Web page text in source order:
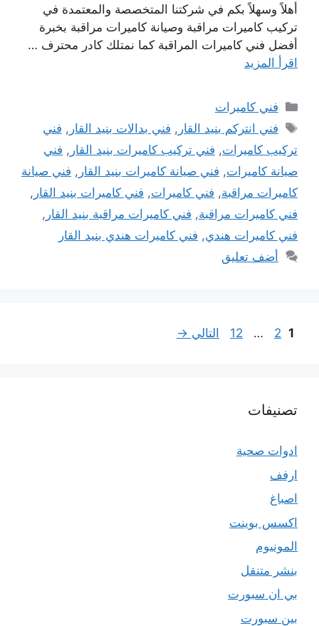
أهلاً وسهلاً بكم في شركتنا المتخصصة والمعتمدة في
تركيب كاميرات مراقبة وصيانة كاميرات مراقبة بخبرة
أفضل فني كاميرات المراقبة كما نمتلك كادر محترف …
اقرأ المزيد
التصنيفات
فني كاميرات
الوسوم
فني انتركم بنيد القار , فني بدالات بنيد القار , فني
تركيب كاميرات, فني تركيب كاميرات بنيد القار , فني
صيانة كاميرات, فني صيانة كاميرات بنيد القار , فني صيانة
كاميرات مراقبة, فني كاميرات, فني كاميرات بنيد القار ,
فني كاميرات مراقبة, فني كاميرات مراقبة بنيد القار ,
فني كاميرات هندي, فني كاميرات هندي بنيد القار
أضف تعليق
Page
1
Page
2
…
Page
12 التالي →
تصنيفات
ادوات صحية
ارفف
اصباغ
اكسس بوينت
المونيوم
بنشر متنقل
بي ان سبورت
بين سبورت